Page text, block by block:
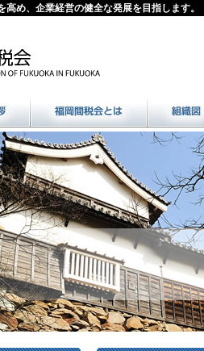
高め、企業経営の健全な発展を目指します。